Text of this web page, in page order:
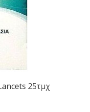
25τμχ